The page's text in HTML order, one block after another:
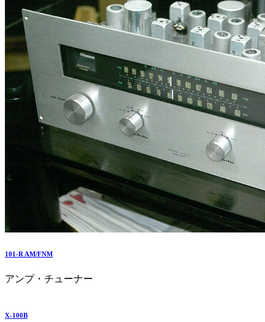
101-R AM/FNM
アンプ・チューナー
X-100B